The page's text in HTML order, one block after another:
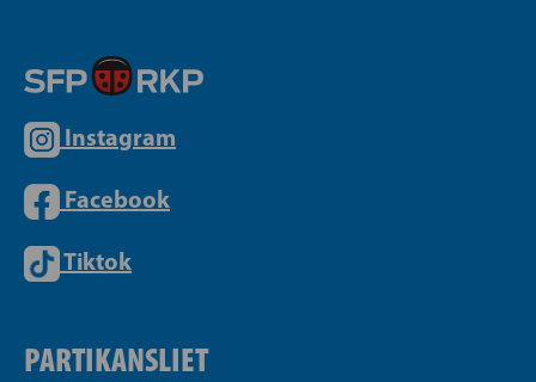
Instagram
Facebook
Tiktok
PARTIKANSLIET